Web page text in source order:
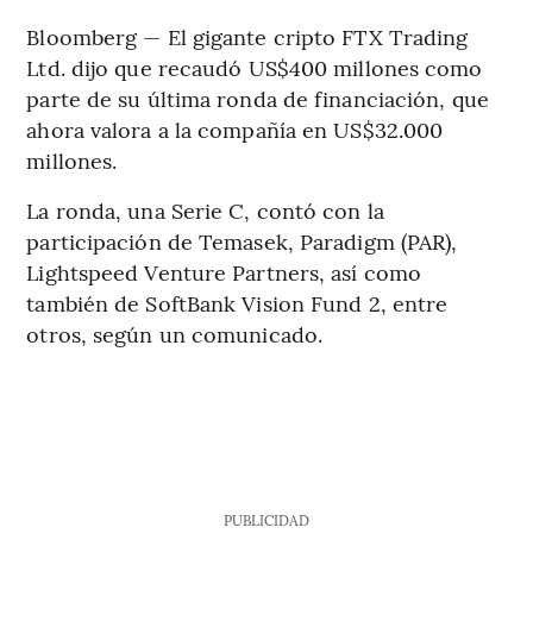
Bloomberg — El gigante cripto FTX Trading
Ltd. dijo que recaudó US$400 millones como
parte de su última ronda de financiación, que
ahora valora a la compañía en US$32.000
millones.
La ronda, una Serie C, contó con la
participación de Temasek, Paradigm (PAR),
Lightspeed Venture Partners, así como
también de SoftBank Vision Fund 2, entre
otros, según un comunicado.
PUBLICIDAD